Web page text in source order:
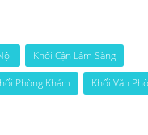
Khối Cận Lâm Sàng
Phòng Khám Khối Văn